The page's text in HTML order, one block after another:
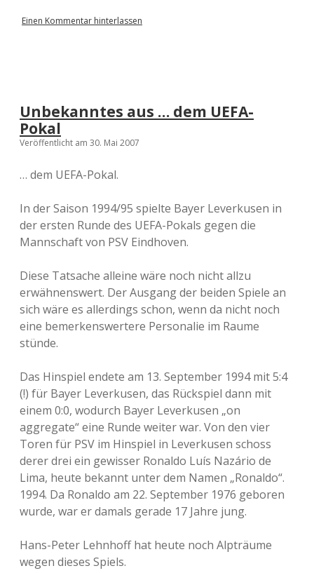
Einen Kommentar hinterlassen
Unbekanntes aus … dem UEFA-
Pokal
Veröffentlicht am 30. Mai 2007
… dem UEFA-Pokal.
In der Saison 1994/95 spielte Bayer Leverkusen in
der ersten Runde des UEFA-Pokals gegen die
Mannschaft von PSV Eindhoven.
Diese Tatsache alleine wäre noch nicht allzu
erwähnenswert. Der Ausgang der beiden Spiele an
sich wäre es allerdings schon, wenn da nicht noch
eine bemerkenswertere Personalie im Raume
stünde.
Das Hinspiel endete am 13. September 1994 mit 5:4
(!) für Bayer Leverkusen, das Rückspiel dann mit
einem 0:0, wodurch Bayer Leverkusen „on
aggregate“ eine Runde weiter war. Von den vier
Toren für PSV im Hinspiel in Leverkusen schoss
derer drei ein gewisser Ronaldo Luís Nazário de
Lima, heute bekannt unter dem Namen „Ronaldo“.
1994. Da Ronaldo am 22. September 1976 geboren
wurde, war er damals gerade 17 Jahre jung.
Hans-Peter Lehnhoff hat heute noch Alpträume
wegen dieses Spiels.